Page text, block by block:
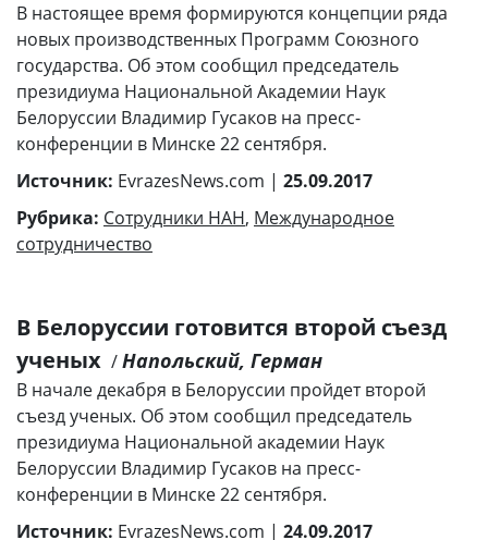
В настоящее время формируются концепции ряда
новых производственных Программ Союзного
государства. Об этом сообщил председатель
президиума Национальной Академии Наук
Белоруссии Владимир Гусаков на пресс-
конференции в Минске 22 сентября.
Источник: EvrazesNews.com | 25.09.2017
Рубрика: Сотрудники НАН, Международное
сотрудничество
В Белоруссии готовится второй съезд
ученых /Напольский, Герман
В начале декабря в Белоруссии пройдет второй
съезд ученых. Об этом сообщил председатель
президиума Национальной академии Наук
Белоруссии Владимир Гусаков на пресс-
конференции в Минске 22 сентября.
Источник: EvrazesNews.com | 24.09.2017